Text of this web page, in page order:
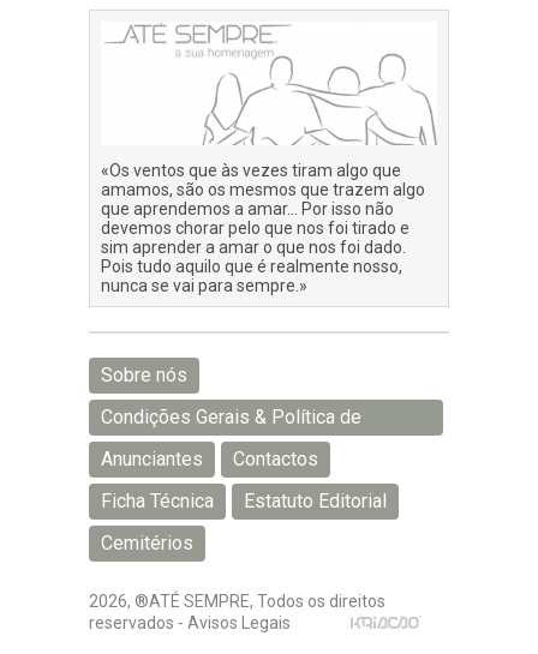
«Os ventos que às vezes tiram algo que
amamos, são os mesmos que trazem algo
que aprendemos a amar… Por isso não
devemos chorar pelo que nos foi tirado e
sim aprender a amar o que nos foi dado.
Pois tudo aquilo que é realmente nosso,
nunca se vai para sempre.»
Sobre nós
Condições Gerais & Política de
Privacidade
Anunciantes
Contactos
Ficha Técnica
Estatuto Editorial
Cemitérios
2026, ®ATÉ SEMPRE, Todos os direitos
reservados - Avisos Legais